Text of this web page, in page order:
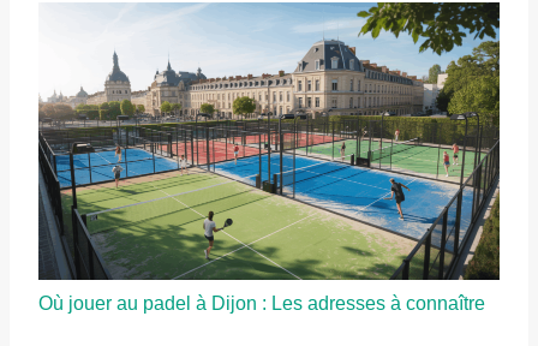
Où jouer au padel à Dijon : Les adresses à connaître